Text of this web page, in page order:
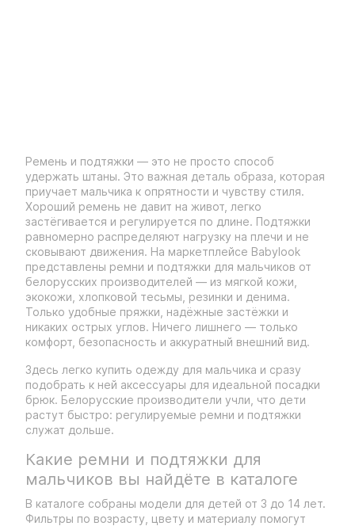
Ремень и подтяжки — это не просто способ
удержать штаны. Это важная деталь образа, которая
приучает мальчика к опрятности и чувству стиля.
Хороший ремень не давит на живот, легко
застёгивается и регулируется по длине. Подтяжки
равномерно распределяют нагрузку на плечи и не
сковывают движения. На маркетплейсе Babylook
представлены ремни и подтяжки для мальчиков от
белорусских производителей — из мягкой кожи,
экокожи, хлопковой тесьмы, резинки и денима.
Только удобные пряжки, надёжные застёжки и
никаких острых углов. Ничего лишнего — только
комфорт, безопасность и аккуратный внешний вид.
Здесь легко купить одежду для мальчика и сразу
подобрать к ней аксессуары для идеальной посадки
брюк. Белорусские производители учли, что дети
растут быстро: регулируемые ремни и подтяжки
служат дольше.
Какие ремни и подтяжки для
мальчиков вы найдёте в каталоге
В каталоге собраны модели для детей от 3 до 14 лет.
Фильтры по возрасту, цвету и материалу помогут